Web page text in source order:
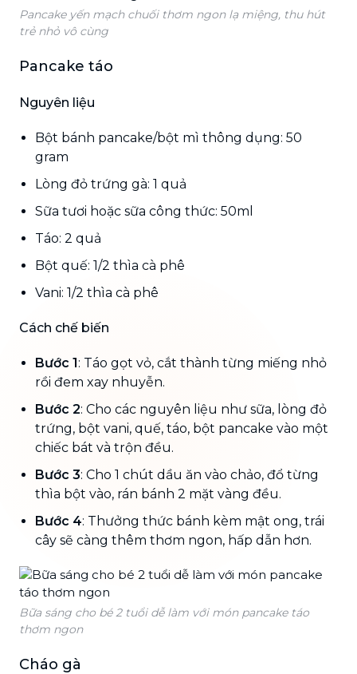
Pancake yến mạch chuối thơm ngon lạ miệng, thu hút
trẻ nhỏ vô cùng
Pancake táo
Nguyên liệu
Bột bánh pancake/bột mì thông dụng: 50
gram
Lòng đỏ trứng gà: 1 quả
Sữa tươi hoặc sữa công thức: 50ml
Táo: 2 quả
Bột quế: 1/2 thìa cà phê
Vani: 1/2 thìa cà phê
Cách chế biến
Bước 1: Táo gọt vỏ, cắt thành từng miếng nhỏ
rồi đem xay nhuyễn.
Bước 2: Cho các nguyên liệu như sữa, lòng đỏ
trứng, bột vani, quế, táo, bột pancake vào một
chiếc bát và trộn đều.
Bước 3: Cho 1 chút dầu ăn vào chảo, đổ từng
thìa bột vào, rán bánh 2 mặt vàng đều.
Bước 4: Thưởng thức bánh kèm mật ong, trái
cây sẽ càng thêm thơm ngon, hấp dẫn hơn.
Bữa sáng cho bé 2 tuổi dễ làm với món pancake táo
thơm ngon
Cháo gà